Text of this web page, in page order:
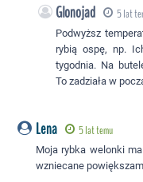
Glonojad 5 lat
Podwyższ
rybią ospę, np.
tygodnia. Na
To zadziała w
Lena 5 lat temu
Moja rybka welonki
wzniecane